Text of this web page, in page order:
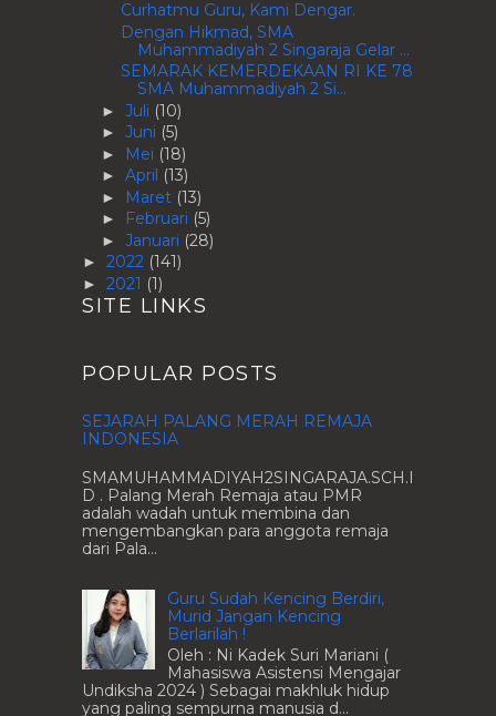
Curhatmu Guru, Kami Dengar.
Dengan Hikmad, SMA
Muhammadiyah 2 Singaraja Gelar ...
SEMARAK KEMERDEKAAN RI KE 78
SMA Muhammadiyah 2 Si...
► Juli (10)
► Juni (5)
► Mei (18)
► April (13)
► Maret (13)
► Februari (5)
► Januari (28)
► 2022 (141)
► 2021 (1)
SITE LINKS
POPULAR POSTS
SEJARAH PALANG MERAH REMAJA
INDONESIA
SMAMUHAMMADIYAH2SINGARAJA.SCH.I
D . Palang Merah Remaja atau PMR
adalah wadah untuk membina dan
mengembangkan para anggota remaja
dari Pala...
Guru Sudah Kencing Berdiri,
Murid Jangan Kencing
Berlarilah !
Oleh : Ni Kadek Suri Mariani (
Mahasiswa Asistensi Mengajar
Undiksha 2024 ) Sebagai makhluk hidup
yang paling sempurna manusia d...